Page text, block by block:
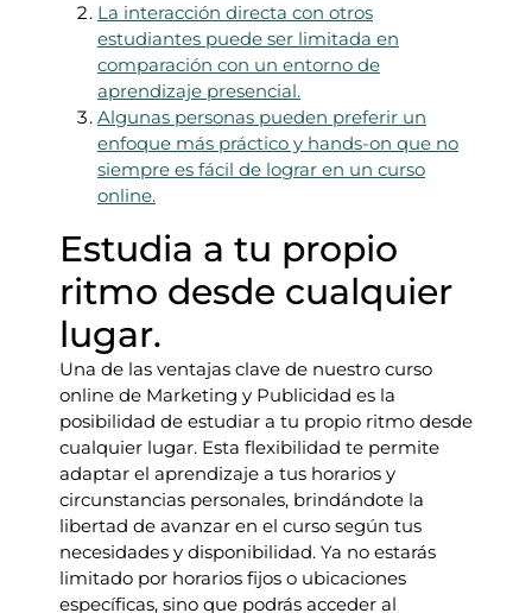
La interacción directa con otros
estudiantes puede ser limitada en
comparación con un entorno de
aprendizaje presencial.
Algunas personas pueden preferir un
enfoque más práctico y hands-on que no
siempre es fácil de lograr en un curso
online.
Estudia a tu propio
ritmo desde cualquier
lugar.
Una de las ventajas clave de nuestro curso
online de Marketing y Publicidad es la
posibilidad de estudiar a tu propio ritmo desde
cualquier lugar. Esta flexibilidad te permite
adaptar el aprendizaje a tus horarios y
circunstancias personales, brindándote la
libertad de avanzar en el curso según tus
necesidades y disponibilidad. Ya no estarás
limitado por horarios fijos o ubicaciones
específicas, sino que podrás acceder al